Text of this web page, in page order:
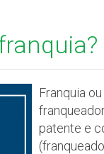
Franquia
patente e